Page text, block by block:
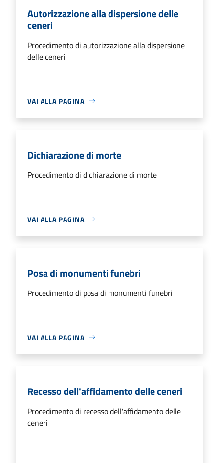
Autorizzazione alla dispersione delle
ceneri
Procedimento di autorizzazione alla dispersione
delle ceneri
VAI ALLA PAGINA
Dichiarazione di morte
Procedimento di dichiarazione di morte
VAI ALLA PAGINA
Posa di monumenti funebri
Procedimento di posa di monumenti funebri
VAI ALLA PAGINA
Recesso dell'affidamento delle ceneri
Procedimento di recesso dell'affidamento delle
ceneri